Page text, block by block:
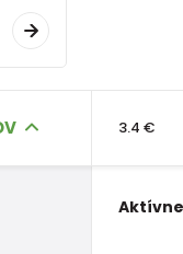
3.4 €